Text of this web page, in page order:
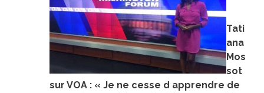
Tati
ana
Mos
sot
sur VOA : « Je ne cesse d apprendre de